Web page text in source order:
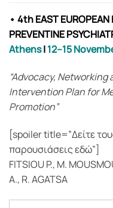
• 4th EAST
PREVENTINE
Athens|12–15
“Advocacy,
Intervention Plan for
Promotion”
[spoiler title=”Δείτε
παρουσιάσεις εδώ”]
FITSIOU P., M.
A., R. AGATSA